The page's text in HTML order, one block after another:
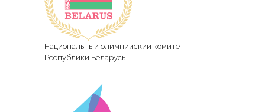
Национальный олимпийский комитет
Республики Беларусь